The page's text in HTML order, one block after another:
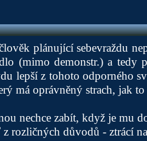
plánující sebevraždu
(mimo demonstr.) a tedy
lepší z tohoto odporného
má oprávněný strach, jak
nechce zabít, když je mu
rozličných důvodů - ztrácí